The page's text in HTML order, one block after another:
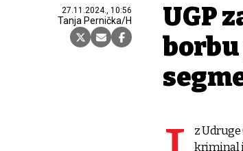
27.11.2024., 10:56
Tanja Pernička/H
UGP
z
kriminal i